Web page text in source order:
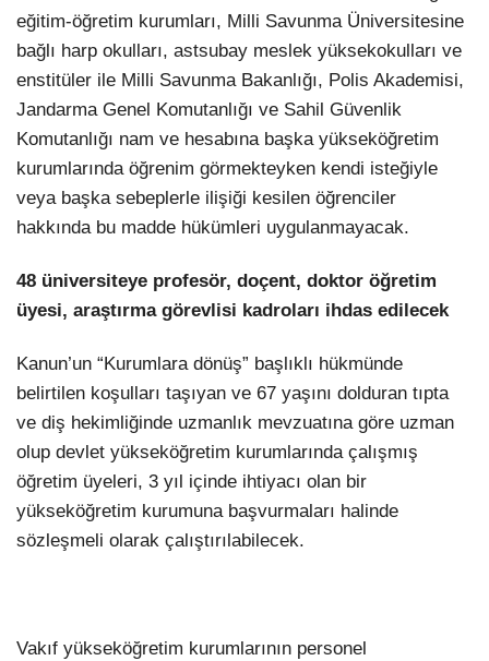
eğitim-öğretim kurumları, Milli Savunma Üniversitesine
bağlı harp okulları, astsubay meslek yüksekokulları ve
enstitüler ile Milli Savunma Bakanlığı, Polis Akademisi,
Jandarma Genel Komutanlığı ve Sahil Güvenlik
Komutanlığı nam ve hesabına başka yükseköğretim
kurumlarında öğrenim görmekteyken kendi isteğiyle
veya başka sebeplerle ilişiği kesilen öğrenciler
hakkında bu madde hükümleri uygulanmayacak.
48 üniversiteye profesör, doçent, doktor öğretim
üyesi, araştırma görevlisi kadroları ihdas edilecek
Kanun’un “Kurumlara dönüş” başlıklı hükmünde
belirtilen koşulları taşıyan ve 67 yaşını dolduran tıpta
ve diş hekimliğinde uzmanlık mevzuatına göre uzman
olup devlet yükseköğretim kurumlarında çalışmış
öğretim üyeleri, 3 yıl içinde ihtiyacı olan bir
yükseköğretim kurumuna başvurmaları halinde
sözleşmeli olarak çalıştırılabilecek.
Vakıf yükseköğretim kurumlarının personel